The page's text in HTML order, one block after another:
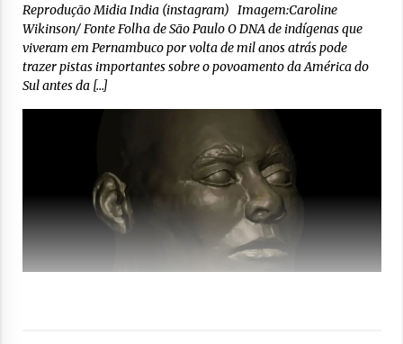
Reprodução Midia India (instagram) Imagem:Caroline
Wikinson/ Fonte Folha de São Paulo O DNA de indígenas que
viveram em Pernambuco por volta de mil anos atrás pode
trazer pistas importantes sobre o povoamento da América do
Sul antes da […]